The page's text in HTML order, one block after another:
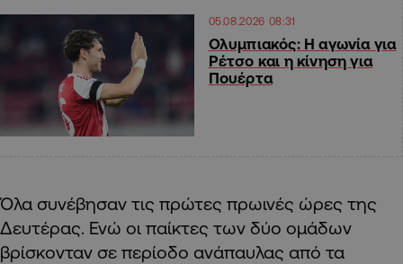
05.08.2026 08:31
Ολυμπιακός: Η αγωνία για
Ρέτσο και η κίνηση για
Πουέρτα
Όλα συνέβησαν τις πρώτες πρωινές ώρες της
Δευτέρας. Ενώ οι παίκτες των δύο ομάδων
βρίσκονταν σε περίοδο ανάπαυλας από τα